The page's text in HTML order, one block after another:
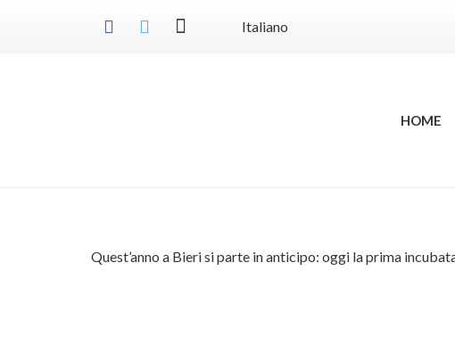
Italiano
HOME
Quest’anno a Bieri si parte in anticipo: oggi la prima